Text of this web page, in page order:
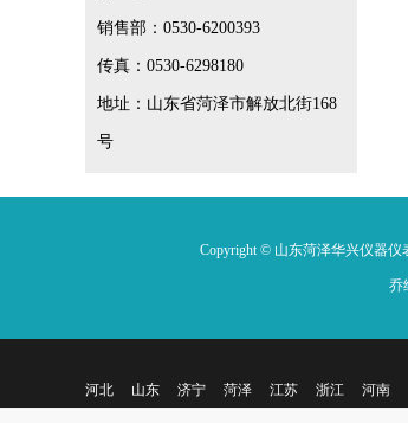
销售部：0530-6200393
传真：0530-6298180
地址：山东省菏泽市解放北街168
号
Copyright © 山东菏泽华兴仪器
乔
河北 山东 济宁 菏泽 江苏 浙江 河南